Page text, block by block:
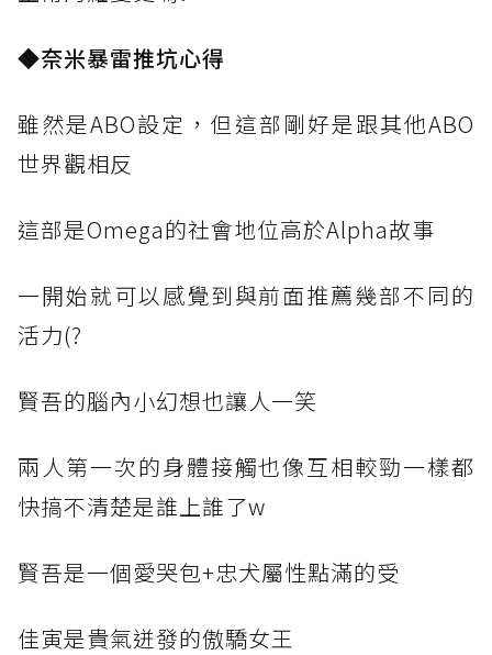
◆奈米暴雷推坑心得
雖然是ABO設定，但這部剛好是跟其他ABO
世界觀相反
這部是Omega的社會地位高於Alpha故事
一開始就可以感覺到與前面推薦幾部不同的
活力(?
賢吾的腦內小幻想也讓人一笑
兩人第一次的身體接觸也像互相較勁一樣都
快搞不清楚是誰上誰了w
賢吾是一個愛哭包+忠犬屬性點滿的受
佳寅是貴氣迸發的傲驕女王